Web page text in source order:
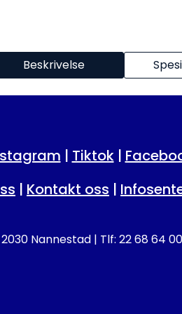
Beskrivelse
| Tiktok|
| Kontakt oss |
Nannestad | Tlf: 22 68 64